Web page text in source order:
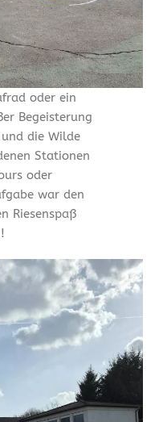
oder ein
Begeisterung
die Wilde
Stationen
oder
war den
Riesenspaß